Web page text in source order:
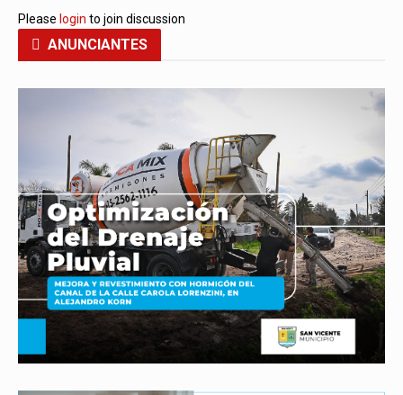
Please login to join discussion
ANUNCIANTES